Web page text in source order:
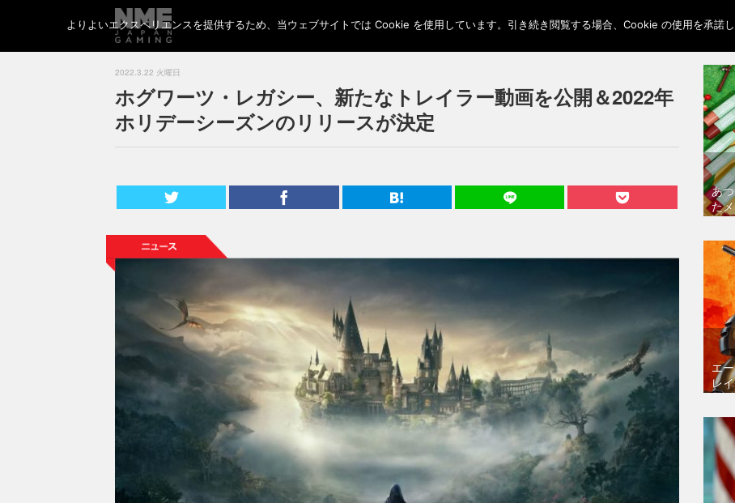
2022.3.22 火曜日
ホグワーツ・レガシー、新たなトレイラー動画を公開＆2022年
ホリデーシーズンのリリースが決定
あ
た
エ
レ
よりよいエクスペリエンスを提供するため、当ウェブサイトでは Cookie を使用しています。引き続き閲覧する場合、Cookie の使用を承諾